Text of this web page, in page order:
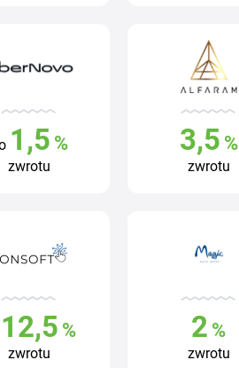
1,5 %
zwrotu
3,5 %
zwrotu
12,5 %
zwrotu
2 %
zwrotu